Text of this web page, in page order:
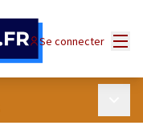
Se connecter